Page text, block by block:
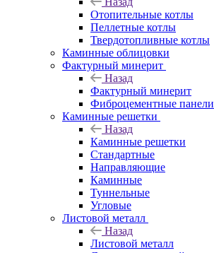
Отопительные котлы
Пеллетные котлы
Твердотопливные котлы
Каминные облицовки
Фактурный минерит
Назад
Фактурный минерит
Фиброцементные панели
Каминные решетки
Назад
Каминные решетки
Стандартные
Направляющие
Каминные
Туннельные
Угловые
Листовой металл
Назад
Листовой металл